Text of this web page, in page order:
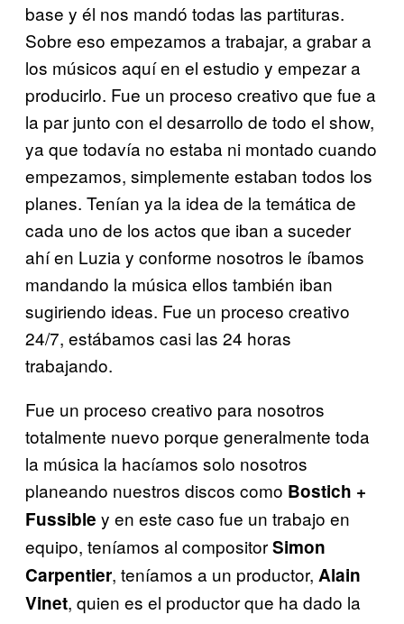
base y él nos mandó todas las partituras.
Sobre eso empezamos a trabajar, a grabar a
los músicos aquí en el estudio y empezar a
producirlo. Fue un proceso creativo que fue a
la par junto con el desarrollo de todo el show,
ya que todavía no estaba ni montado cuando
empezamos, simplemente estaban todos los
planes. Tenían ya la idea de la temática de
cada uno de los actos que iban a suceder
ahí en Luzia y conforme nosotros le íbamos
mandando la música ellos también iban
sugiriendo ideas. Fue un proceso creativo
24/7, estábamos casi las 24 horas
trabajando.
Fue un proceso creativo para nosotros
totalmente nuevo porque generalmente toda
la música la hacíamos solo nosotros
planeando nuestros discos como Bostich +
Fussible y en este caso fue un trabajo en
equipo, teníamos al compositorSimon
Carpentier, teníamos a un productor, Alain
Vinet, quien es el productor que ha dado la